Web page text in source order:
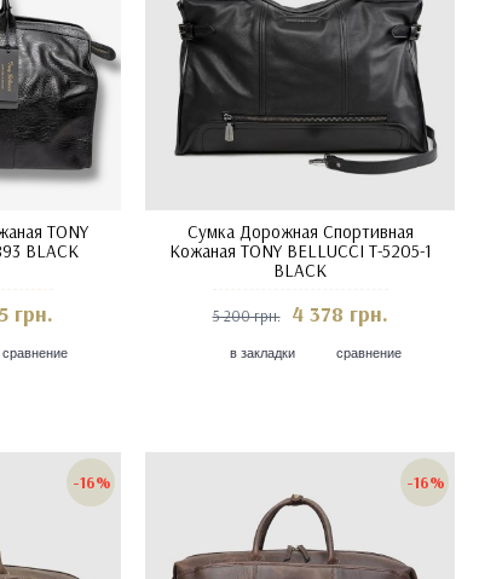
TONY
BLACK
грн.
сравнение
Сумка Дорожная Спортивная
Кожаная TONY BELLUCCI T-5205-1
BLACK
5 200 грн. 4 378 грн.
в закладки сравнение
-16% -16%